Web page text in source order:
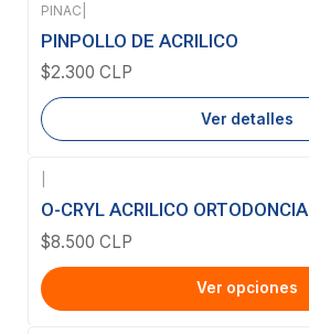
Agotado
PINAC
PINPOLLO DE ACRILICO
$2.300 CLP
Ver detalles
O-CRYL ACRILICO ORTODONCIA
$8.500 CLP
Ver opciones